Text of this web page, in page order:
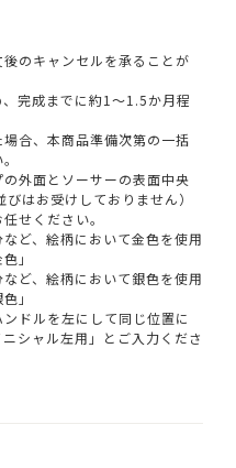
のキャンセルを承ることが
完成までに約1～1.5か月程
合、本商品準備次第の一括
外面とソーサーの表面中央
はお受けしておりません）
せください。
ど、絵柄において金色を使用
」
ど、絵柄において銀色を使用
」
ドルを左にして同じ位置に
シャル左用」とご入力くださ